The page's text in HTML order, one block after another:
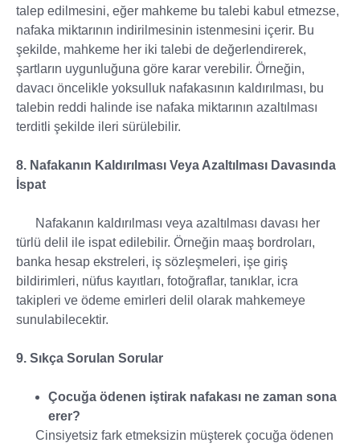
talep edilmesini, eğer mahkeme bu talebi kabul etmezse,
nafaka miktarının indirilmesinin istenmesini içerir. Bu
şekilde, mahkeme her iki talebi de değerlendirerek,
şartların uygunluğuna göre karar verebilir. Örneğin,
davacı öncelikle yoksulluk nafakasının kaldırılması, bu
talebin reddi halinde ise nafaka miktarının azaltılması
terditli şekilde ileri sürülebilir.
8. Nafakanın Kaldırılması Veya Azaltılması Davasında
İspat
Nafakanın kaldırılması veya azaltılması davası her
türlü delil ile ispat edilebilir. Örneğin maaş bordroları,
banka hesap ekstreleri, iş sözleşmeleri, işe giriş
bildirimleri, nüfus kayıtları, fotoğraflar, tanıklar, icra
takipleri ve ödeme emirleri delil olarak mahkemeye
sunulabilecektir.
9. Sıkça Sorulan Sorular
Çocuğa ödenen iştirak nafakası ne zaman sona
erer?
Cinsiyetsiz fark etmeksizin müşterek çocuğa ödenen